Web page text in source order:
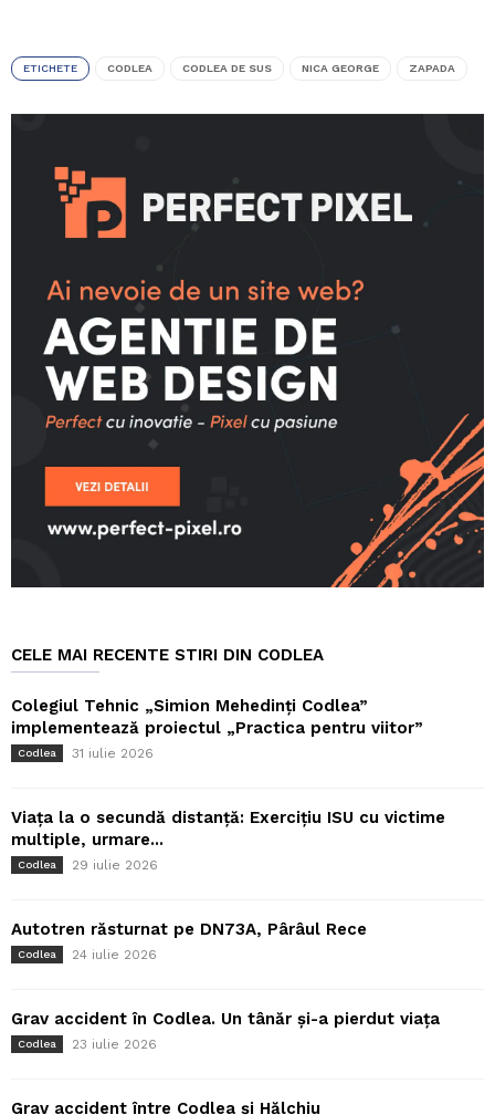
ETICHETE CODLEA CODLEA DE SUS NICA GEORGE ZAPADA
CELE MAI RECENTE STIRI DIN CODLEA
Colegiul Tehnic „Simion Mehedinți Codlea”
implementează proiectul „Practica pentru viitor”
Codlea 31 iulie 2026
Viața la o secundă distanță: Exercițiu ISU cu victime
multiple, urmare...
Codlea 29 iulie 2026
Autotren răsturnat pe DN73A, Pârâul Rece
Codlea 24 iulie 2026
Grav accident în Codlea. Un tânăr și-a pierdut viața
Codlea 23 iulie 2026
Grav accident între Codlea și Hălchiu